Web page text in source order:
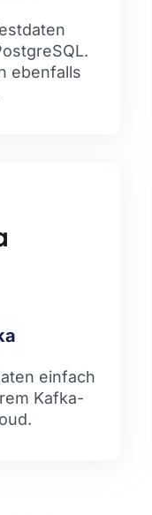
ebenfalls
einfach
Kafka-